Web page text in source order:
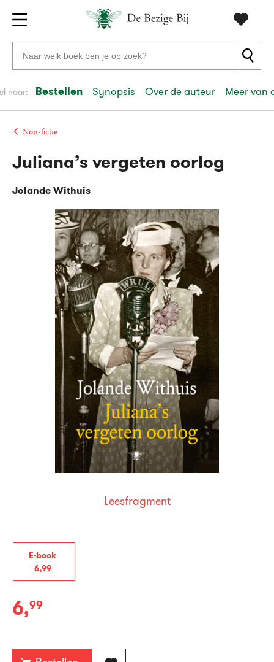
Gratis
verzending
vanaf
20
euro
Voor
23:59
volgendein
Veilig
Gratis
Zoeken
naar
auteurs
en
uitgevers
naar: Bestellen Synopsis Over de auteur Meer van
Non-fictie
E-book
6,99
E-
6,99
Juliana’s vergeten oorlog
Jolande Withuis
Leesfragment